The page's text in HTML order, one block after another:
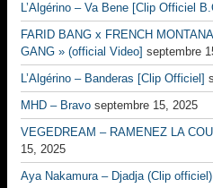
L’Algérino – Va Bene [Clip Officiel
FARID BANG x FRENCH
GANG » (official Video] septembre
L’Algérino – Banderas [Clip Officiel]
MHD – Bravo septembre 15, 2025
VEGEDREAM – RAMENEZ LA
15, 2025
Aya Nakamura – Djadja (Clip officiel)